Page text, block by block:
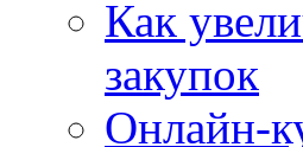
Как
закупок
Онлайн-